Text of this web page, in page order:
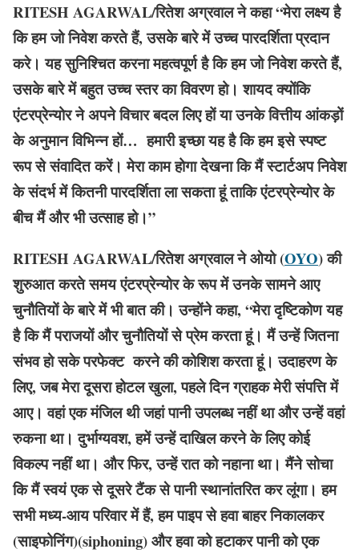
RITESH AGARWAL/रितेश अग्रवाल ने कहा “मेरा लक्ष्य है
कि हम जो निवेश करते हैं, उसके बारे में उच्च पारदर्शिता प्रदान
करे। यह सुनिश्चित करना महत्वपूर्ण है कि हम जो निवेश करते हैं,
उसके बारे में बहुत उच्च स्तर का विवरण हो। शायद क्योंकि
एंटरप्रेन्योर ने अपने विचार बदल लिए हों या उनके वित्तीय आंकड़ों
के अनुमान विभिन्न हों… हमारी इच्छा यह है कि हम इसे स्पष्ट
रूप से संवादित करें। मेरा काम होगा देखना कि मैं स्टार्टअप निवेश
के संदर्भ में कितनी पारदर्शिता ला सकता हूं ताकि एंटरप्रेन्योर के
बीच मैं और भी उत्साह हो।”
RITESH AGARWAL/रितेश अग्रवाल ने ओयो (OYO) की
शुरुआत करते समय एंटरप्रेन्योर के रूप में उनके सामने आए
चुनौतियों के बारे में भी बात की। उन्होंने कहा, “मेरा दृष्टिकोण यह
है कि मैं पराजयों और चुनौतियों से प्रेम करता हूं। मैं उन्हें जितना
संभव हो सके परफेक्ट करने की कोशिश करता हूं। उदाहरण के
लिए, जब मेरा दूसरा होटल खुला, पहले दिन ग्राहक मेरी संपत्ति में
आए। वहां एक मंजिल थी जहां पानी उपलब्ध नहीं था और उन्हें वहां
रुकना था। दुर्भाग्यवश, हमें उन्हें दाखिल करने के लिए कोई
विकल्प नहीं था। और फिर, उन्हें रात को नहाना था। मैंने सोचा
कि मैं स्वयं एक से दूसरे टैंक से पानी स्थानांतरित कर लूंगा। हम
सभी मध्य-आय परिवार में हैं, हम पाइप से हवा बाहर निकालकर
(साइफोनिंग)(siphoning) और हवा को हटाकर पानी को एक